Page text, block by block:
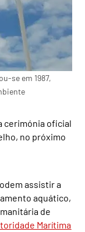
se em 1987,
cerimónia oficial
no próximo
assistir a
aquático,
de
Marítima